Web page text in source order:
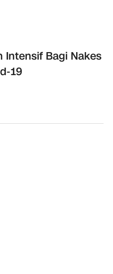
Intensif Bagi Nakes
19